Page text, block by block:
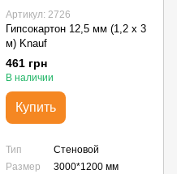
Артикул: 2726
Гипсокартон 12,5 мм (1,2 х 3
м) Knauf
461 грн
В наличии
Купить
Тип
Стеновой
Размер
3000*1200 мм